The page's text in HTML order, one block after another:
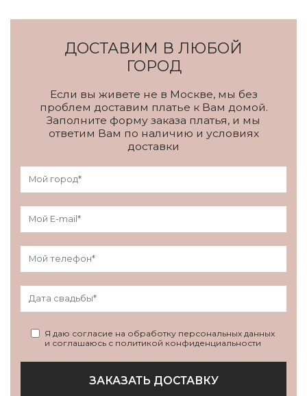
ДОСТАВИМ В ЛЮБОЙ
ГОРОД
Если вы живете не в Москве, мы без
проблем доставим платье к Вам домой.
Заполните форму заказа платья, и мы
ответим Вам по наличию и условиях
доставки
Я даю согласие на обработку персональных данных
и соглашаюсь с политикой конфиденциальности
ЗАКАЗАТЬ ДОСТАВКУ